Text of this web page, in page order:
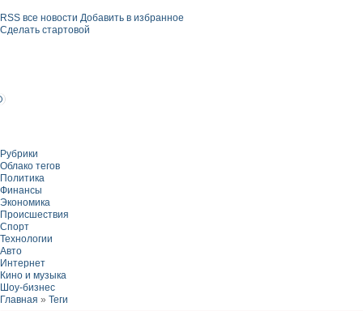
RSS все новости Добавить в избранное
Сделать стартовой
Рубрики
Облако тегов
Политика
Финансы
Экономика
Происшествия
Спорт
Технологии
Авто
Интернет
Кино и музыка
Шоу-бизнес
Главная » Теги